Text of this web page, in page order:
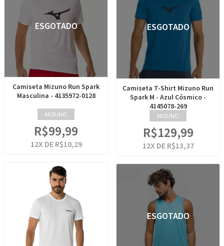
ESGOTADO
Camiseta Mizuno Run Spark
Masculina - 4135972-0128
MIZUNO
R$99,99
12X DE R$10,29
ESGOTADO
Camiseta T-Shirt Mizuno Run
Spark M - Azul Cósmico -
4145078-269
MIZUNO
R$129,99
12X DE R$13,37
ESGOTADO